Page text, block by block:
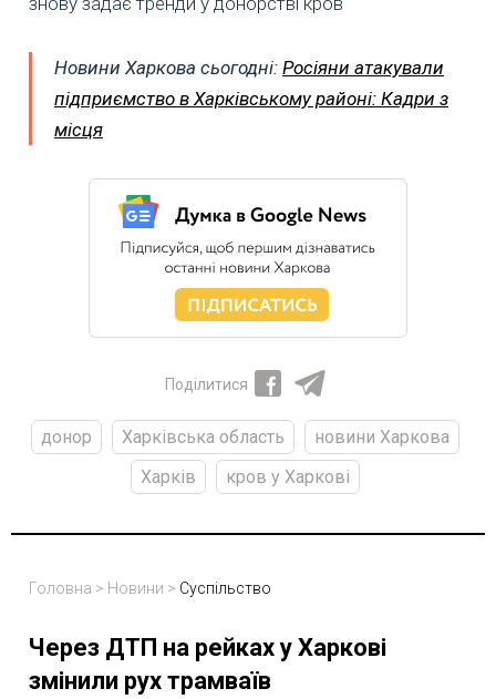
Новини Харкова сьогодні: Росіяни атакували
підприємство в Харківському районі: Кадри з
місця
Поділитися
донор Харківська область
новини Харкова
Харків
кров у Харкові
Головна > Новини > Суспільство
Через ДТП на рейках у Харкові
змінили рух трамваїв